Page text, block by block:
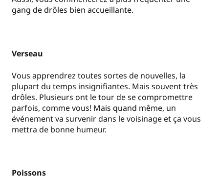
gang de drôles bien accueillante.
Verseau
Vous apprendrez toutes sortes de nouvelles, la
plupart du temps insignifiantes. Mais souvent très
drôles. Plusieurs ont le tour de se compromettre
parfois, comme vous! Mais quand même, un
événement va survenir dans le voisinage et ça vous
mettra de bonne humeur.
Poissons